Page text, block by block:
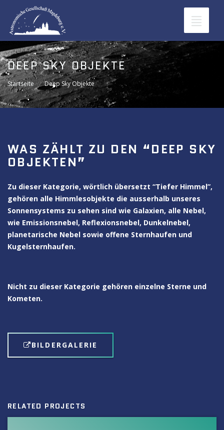
Toggle
DEEP SKY OBJEKTE
Startseite Deep Sky Objekte
WAS ZÄHLT ZU DEN “DEEP SKY
OBJEKTEN”
Zu dieser Kategorie, wörtlich übersetzt “Tiefer Himmel”,
gehören alle Himmlesobjekte die ausserhalb unseres
Sonnensystems zu sehen sind wie Galaxien, alle Nebel,
wie Emissionsnebel, Reflexionsnebel, Dunkelnebel,
planetarische Nebel sowie offene Sternhaufen und
Kugelsternhaufen.
Nicht zu dieser Kategorie gehören einzelne Sterne und
Kometen.
BILDERGALERIE
RELATED PROJECTS